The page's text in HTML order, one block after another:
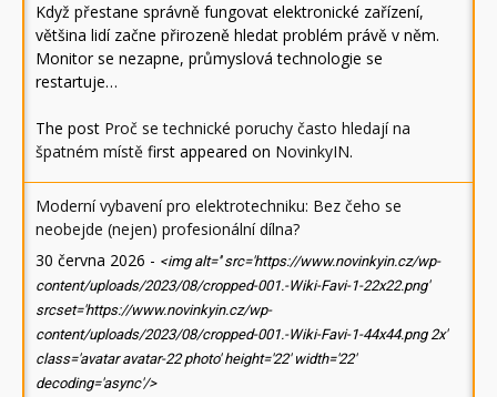
Když přestane správně fungovat elektronické zařízení,
většina lidí začne přirozeně hledat problém právě v něm.
Monitor se nezapne, průmyslová technologie se
restartuje…
The post Proč se technické poruchy často hledají na
špatném místě first appeared on NovinkyIN.
Moderní vybavení pro elektrotechniku: Bez čeho se
neobejde (nejen) profesionální dílna?
30 června 2026 - <img alt='' src='https://www.novinkyin.cz/wp-
content/uploads/2023/08/cropped-001.-Wiki-Favi-1-22x22.png'
srcset='https://www.novinkyin.cz/wp-
content/uploads/2023/08/cropped-001.-Wiki-Favi-1-44x44.png 2x'
class='avatar avatar-22 photo' height='22' width='22'
decoding='async'/>